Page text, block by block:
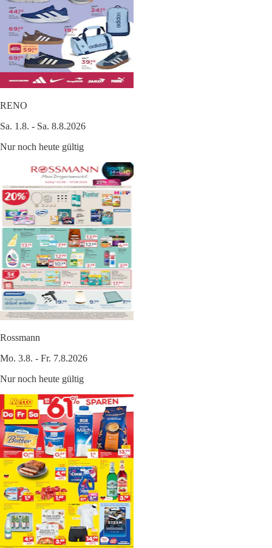
RENO
Sa. 1.8. - Sa. 8.8.2026
Nur noch heute gültig
Rossmann
Mo. 3.8. - Fr. 7.8.2026
Nur noch heute gültig